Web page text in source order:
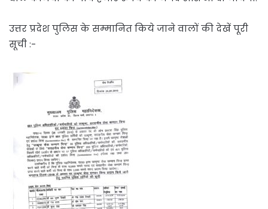
उत्तर प्रदेश पुलिस के सम्मानित किये जाने वालों की देखें पूरी
सूची :-